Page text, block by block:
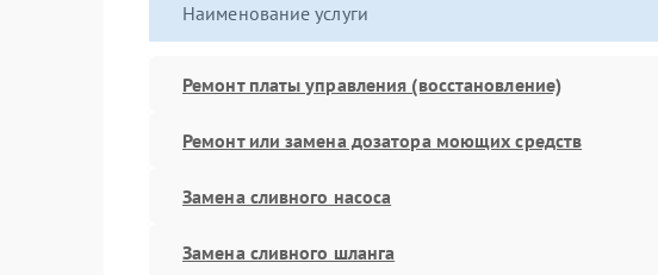
Наименование услуги
Ремонт платы управления (восстановление)
Ремонт или замена дозатора моющих средств
Замена сливного насоса
Замена сливного шланга